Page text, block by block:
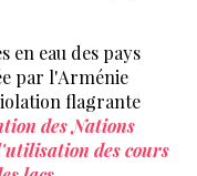
en eau des pays
par l'Arménie
flagrante
des Nations
des cours